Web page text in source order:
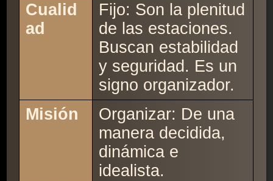
Cualid
ad
Fijo: Son la plenitud
de las estaciones.
Buscan estabilidad
y seguridad. Es un
signo organizador.
Misión
Organizar: De una
manera decidida,
dinámica e
idealista.